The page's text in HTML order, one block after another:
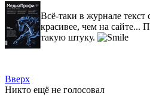
Всё-таки в журнале текст
красивее, чем на сайте...
такую штуку.
Вверх
Никто ещё не голосовал